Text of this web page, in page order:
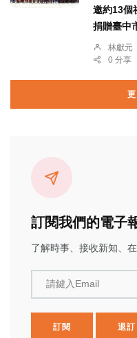
邀約13個
捐贈臺中
林獻元
0 分享
訂閱我們的電子
了解時事、接收新知、
請鍵入Email
訂閱 退訂